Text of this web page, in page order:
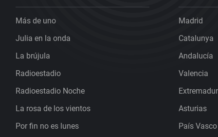
Más de uno
Julia en la onda
La brújula
Radioestadio
Radioestadio Noche
La rosa de los vientos
Por fin no es lunes
Madrid
Catalunya
Andalucía
Valencia
Asturias
País Vasco